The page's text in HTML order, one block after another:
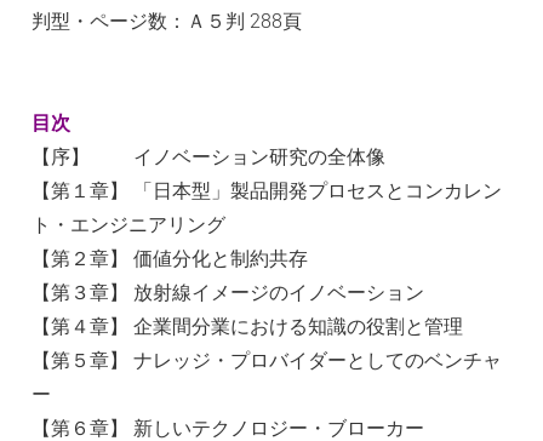
判型・ページ数：Ａ５判 288頁
目次
【序】 イノベーション研究の全体像
【第１章】 「日本型」製品開発プロセスとコンカレン
ト・エンジニアリング
【第２章】 価値分化と制約共存
【第３章】 放射線イメージのイノベーション
【第４章】 企業間分業における知識の役割と管理
【第５章】 ナレッジ・プロバイダーとしてのベンチャ
ー
【第６章】 新しいテクノロジー・ブローカー